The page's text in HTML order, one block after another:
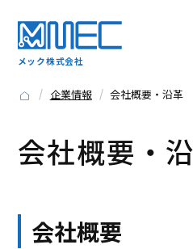
メック株式会社
企業情報 会社概要・沿革
会社概要・
会社概要